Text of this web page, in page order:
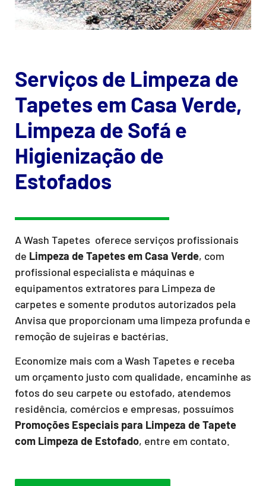
Serviços de Limpeza de
Tapetes em Casa Verde,
Limpeza de Sofá e
Higienização de
Estofados
A Wash Tapetes oferece serviços profissionais
de Limpeza de Tapetesem Casa Verde, com
profissional especialista e máquinas e
equipamentos extratores para Limpeza de
carpetes e somente produtos autorizados pela
Anvisa que proporcionam uma limpeza profunda e
remoção de sujeiras e bactérias.
Economize mais com a Wash Tapetes e receba
um orçamento justo com qualidade, encaminhe as
fotos do seu carpete ou estofado, atendemos
residência, comércios e empresas, possuímos
Promoções Especiais para Limpeza de Tapete
com Limpeza de Estofado, entre em contato.